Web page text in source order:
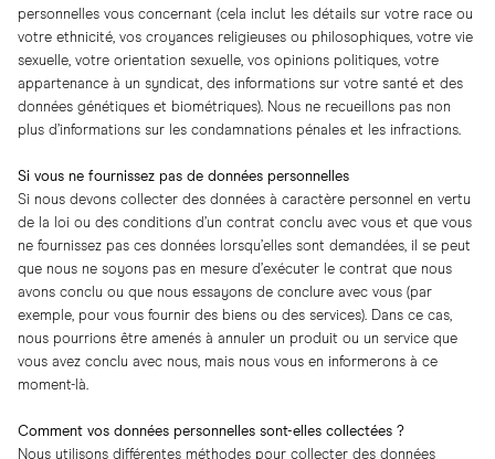
personnelles vous concernant (cela inclut les détails sur votre race ou
votre ethnicité, vos croyances religieuses ou philosophiques, votre vie
sexuelle, votre orientation sexuelle, vos opinions politiques, votre
appartenance à un syndicat, des informations sur votre santé et des
données génétiques et biométriques). Nous ne recueillons pas non
plus d’informations sur les condamnations pénales et les infractions.
Si vous ne fournissez pas de données personnelles
Si nous devons collecter des données à caractère personnel en vertu
de la loi ou des conditions d’un contrat conclu avec vous et que vous
ne fournissez pas ces données lorsqu’elles sont demandées, il se peut
que nous ne soyons pas en mesure d’exécuter le contrat que nous
avons conclu ou que nous essayons de conclure avec vous (par
exemple, pour vous fournir des biens ou des services). Dans ce cas,
nous pourrions être amenés à annuler un produit ou un service que
vous avez conclu avec nous, mais nous vous en informerons à ce
moment-là.
Comment vos données personnelles sont-elles collectées ?
Nous utilisons différentes méthodes pour collecter des données